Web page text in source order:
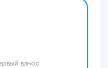
взнос